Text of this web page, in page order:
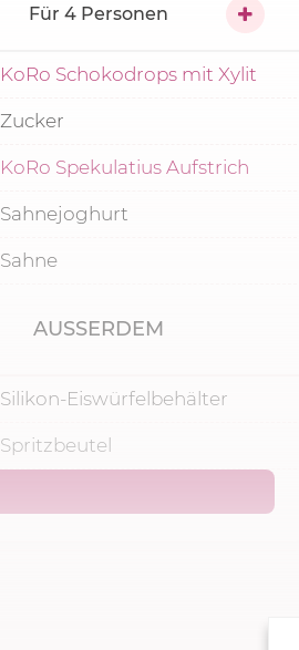
Für 4 Personen
KoRo Schokodrops mit Xylit
Zucker
KoRo Spekulatius Aufstrich
Sahnejoghurt
Sahne
AUSSERDEM
Silikon-Eiswürfelbehälter
Spritzbeutel